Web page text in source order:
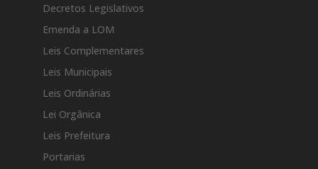
Decretos Legislativos
Emenda a LOM
Leis Complementares
Leis Municipais
Leis Ordinárias
Lei Orgânica
Leis Prefeitura
Portarias